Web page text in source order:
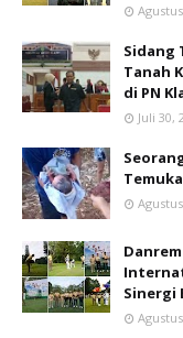
Sidang
Tanah
di PN
Juli 30,
Sinergi